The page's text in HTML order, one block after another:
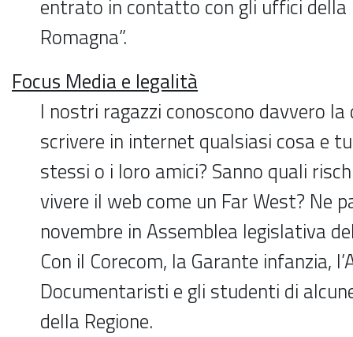
entrato in contatto con gli uffici della
Romagna”.
Focus Media e legalità
I nostri ragazzi conoscono davvero
scrivere in internet qualsiasi cosa e
stessi o i loro amici? Sanno quali
vivere il web come un Far West? Ne
novembre in Assemblea legislativa
Con il Corecom, la Garante infanzia,
Documentaristi e gli studenti di
della Regione.